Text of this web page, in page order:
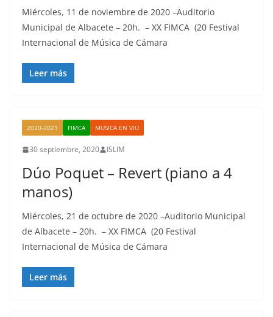
Miércoles, 11 de noviembre de 2020 –Auditorio
Municipal de Albacete – 20h. – XX FIMCA (20 Festival
Internacional de Música de Cámara
Leer más
2020-2021 FIMCA MUSICA EN VIU
30 septiembre, 2020 ISLIM
Dúo Poquet – Revert (piano a 4
manos)
Miércoles, 21 de octubre de 2020 –Auditorio Municipal
de Albacete – 20h. – XX FIMCA (20 Festival
Internacional de Música de Cámara
Leer más